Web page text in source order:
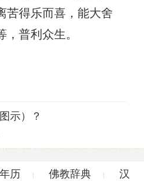
苦得乐而喜，能大舍
普利众生。
示）？
历 | 佛教辞典 | 汉